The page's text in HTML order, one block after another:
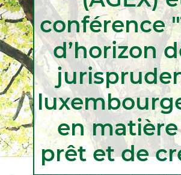
conférence
d’horizon
en
prêt et de